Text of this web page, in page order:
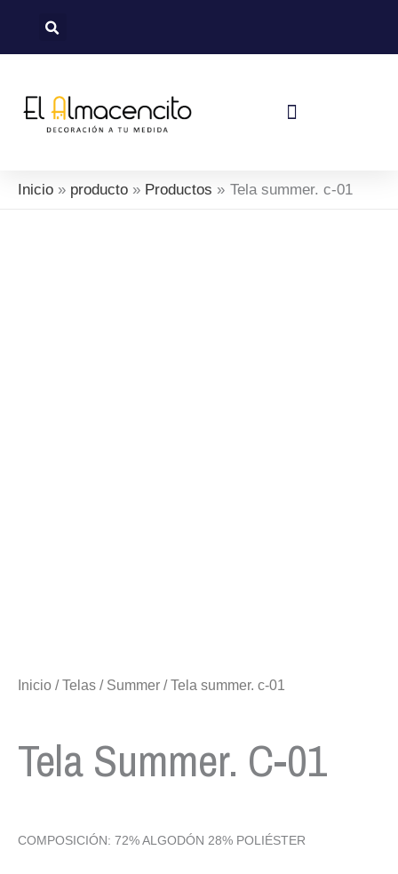
Inicio producto Productos Tela summer. c-01
Inicio /Telas / Summer / Tela summer. c-01
Tela Summer. C-01
COMPOSICIÓN: 72% ALGODÓN 28% POLIÉSTER